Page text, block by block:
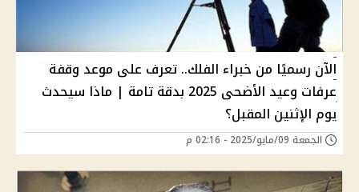
الآن رسميًا من خبراء الفلك.. تعرف على موعد وقفة
عرفات وعيد الأضحى 2025 بدقة تامة | ماذا سيحدث
يوم الإثنين المقبل؟
الجمعة 09/مايو/2025 - 02:16 م